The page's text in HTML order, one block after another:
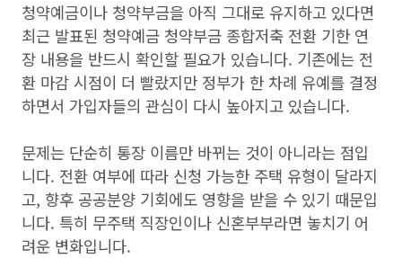
청약예금이나 청약부금을 아직 그대로 유지하고 있다면
최근 발표된 청약예금 청약부금 종합저축 전환 기한 연
장 내용을 반드시 확인할 필요가 있습니다. 기존에는 전
환 마감 시점이 더 빨랐지만 정부가 한 차례 유예를 결정
하면서 가입자들의 관심이 다시 높아지고 있습니다.
문제는 단순히 통장 이름만 바뀌는 것이 아니라는 점입
니다. 전환 여부에 따라 신청 가능한 주택 유형이 달라지
고, 향후 공공분양 기회에도 영향을 받을 수 있기 때문입
니다. 특히 무주택 직장인이나 신혼부부라면 놓치기 어
려운 변화입니다.